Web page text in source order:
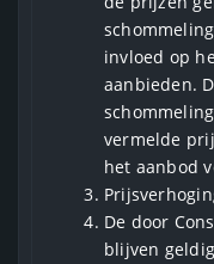
invloed op
aanbieden.
vermelde
het aanbod
De door
blijven